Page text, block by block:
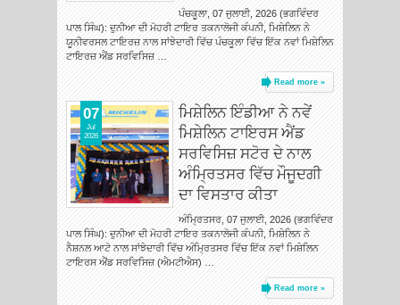
ਪੰਚਕੂਲਾ, 07 ਜੁਲਾਈ, 2026 (ਭਗਵਿੰਦਰ
ਪਾਲ ਸਿੰਘ): ਦੁਨੀਆ ਦੀ ਮੋਹਰੀ ਟਾਇਰ ਤਕਨਾਲੋਜੀ ਕੰਪਨੀ, ਮਿਸ਼ੇਲਿਨ ਨੇ
ਯੂਨੀਵਰਸਲ ਟਾਇਰਜ਼ ਨਾਲ ਸਾਂਝੇਦਾਰੀ ਵਿੱਚ ਪੰਚਕੂਲਾ ਵਿੱਚ ਇੱਕ ਨਵਾਂ ਮਿਸ਼ੇਲਿਨ
ਟਾਇਰਜ਼ ਐਂਡ ਸਰਵਿਸਿਜ਼ …
Read more »
ਮਿਸ਼ੇਲਿਨ ਇੰਡੀਆ ਨੇ ਨਵੇਂ
ਮਿਸ਼ੇਲਿਨ ਟਾਇਰਸ ਐਂਡ
ਸਰਵਿਸਿਜ਼ ਸਟੋਰ ਦੇ ਨਾਲ
ਅੰਮ੍ਰਿਤਸਰ ਵਿੱਚ ਮੌਜੂਦਗੀ
ਦਾ ਵਿਸਤਾਰ ਕੀਤਾ
ਅੰਮ੍ਰਿਤਸਰ, 07 ਜੁਲਾਈ, 2026 (ਭਗਵਿੰਦਰ
ਪਾਲ ਸਿੰਘ): ਦੁਨੀਆ ਦੀ ਮੋਹਰੀ ਟਾਇਰ ਤਕਨਾਲੋਜੀ ਕੰਪਨੀ, ਮਿਸ਼ੇਲਿਨ ਨੇ
ਨੈਸ਼ਨਲ ਆਟੋ ਨਾਲ ਸਾਂਝੇਦਾਰੀ ਵਿੱਚ ਅੰਮ੍ਰਿਤਸਰ ਵਿੱਚ ਇੱਕ ਨਵਾਂ ਮਿਸ਼ੇਲਿਨ
ਟਾਇਰਸ ਐਂਡ ਸਰਵਿਸਿਜ਼ (ਐਮਟੀਐਸ) …
Read more »
07
Jul
2026